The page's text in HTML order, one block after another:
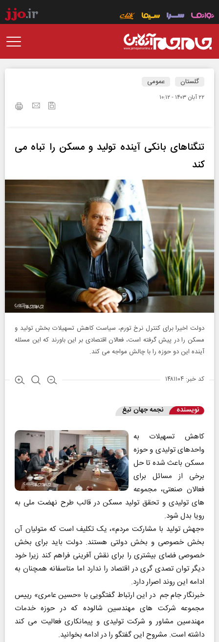
گلستان عمومی
۲۲ آبان ۱۴۰۳ - ۱۰:۱۲
تنگناهای بانکی آینده تولید و مسکن را تباه می
کند
دولت اخیرا برای کنترل نرخ تورم، سیاست کاهش تسهیلات بخش تولید و
مسکن را در پیش گرفته است، فعالان اقتصادی بر این باورند که این مسئله
آینده این دو حوزه را با چالش مواجه می کند.
کد خبر: ۱۴۸۱۱۰۴
نویسنده نجمه جهان تیغ
کاهش تسهیلات به
واحد‌های تولیدی و حوزه
مسکن باعث شده تا حل
برخی از مسائل برای
فعالان صنعتی، مجموعه
های تولیدی و تحقق تولید مسکن در قالب طرح نهضت ملی به
رویا بدل شود.
«جهش تولید با مشارکت مردم»، یک تکلیف است که متولیان آن
بخش خصوصی و بخش دولتی هستند. دولت باید برای بخش
خصوصی فضای بیشتری را برای نقش آفرینی فراهم کند زیرا خود
دیگر توان تصدی گری در اقتصاد را ندارد اما متاسفانه همچنان به
ادامه این روند اصرار دارد.
خبرنگار جام جم در این ارتباط گفتگویی با «حسین عامری» رییس
مجموعه شرکت های مهندسین شالوده که در حوزه خدمات
مهندسین مشاور و شرکت تولیدی و پیمانکاری فعالیت می کند
داشته است. مشروح این گفتگو را در ادامه بخوانید.